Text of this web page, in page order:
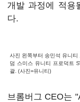
개발 과정에 적용
다.
사진 왼쪽부터 송민석 유니
덤 스미스 유니티 프로덕트
괄. (사진=유니티)
브롬버그 CEO는